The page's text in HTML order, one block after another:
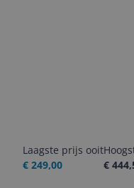
Laagste prijs ooit
€ 249,00
€